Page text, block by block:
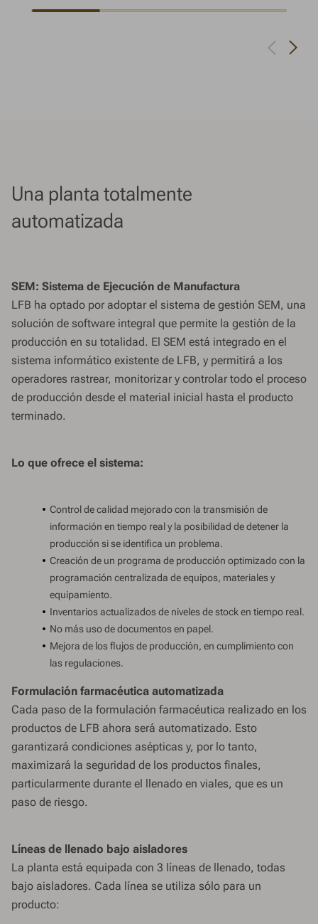
Navigate to previous slide
Navigate to next slide
Una planta totalmente
automatizada
SEM: Sistema de Ejecución de Manufactura
LFB ha optado por adoptar el sistema de gestión SEM, una
solución de software integral que permite la gestión de la
producción en su totalidad. El SEM está integrado en el
sistema informático existente de LFB, y permitirá a los
operadores rastrear, monitorizar y controlar todo el proceso
de producción desde el material inicial hasta el producto
terminado.
Lo que ofrece el sistema:
Control de calidad mejorado con la transmisión de
información en tiempo real y la posibilidad de detener la
producción si se identifica un problema.
Creación de un programa de producción optimizado con la
programación centralizada de equipos, materiales y
equipamiento.
Inventarios actualizados de niveles de stock en tiempo real.
No más uso de documentos en papel.
Mejora de los flujos de producción, en cumplimiento con
las regulaciones.
Formulación farmacéutica automatizada
Cada paso de la formulación farmacéutica realizado en los
productos de LFB ahora será automatizado. Esto
garantizará condiciones asépticas y, por lo tanto,
maximizará la seguridad de los productos finales,
particularmente durante el llenado en viales, que es un
paso de riesgo.
Líneas de llenado bajo aisladores
La planta está equipada con 3 líneas de llenado, todas
bajo aisladores. Cada línea se utiliza sólo para un
producto: